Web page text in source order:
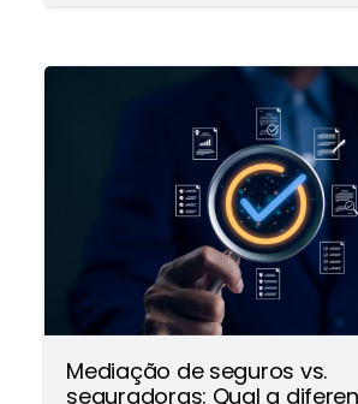
Mediação de seguros vs.
seguradoras: Qual a